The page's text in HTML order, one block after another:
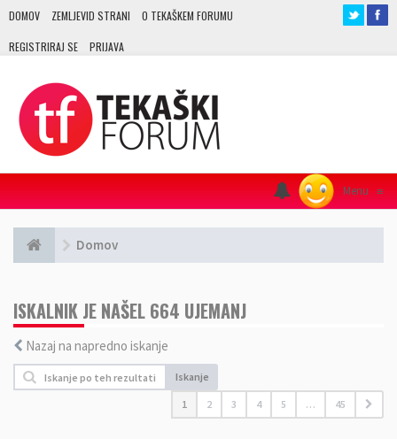
DOMOV ZEMLJEVID STRANI O TEKAŠKEM FORUMU
REGISTRIRAJ SE PRIJAVA
Menu ≡
Domov
ISKALNIK JE NAŠEL 664 UJEMANJ
Nazaj na napredno iskanje
Iskanje
1 2 3 4 5 … 45